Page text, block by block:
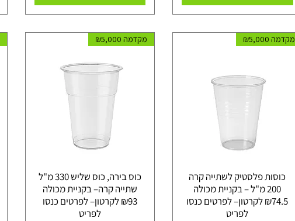
מקדמה ₪5,000
כוסות פלסטיק לשתייה קרה
200 מ"ל – בקניית מכולה
₪74.5 לקרטון– לפרטים כנסו
לפריט
מקדמה ₪5,000
כוס בירה, כוס שליש 330 מ"ל
שתייה קרה– בקניית מכולה
₪93 לקרטון– לפרטים כנסו
לפריט